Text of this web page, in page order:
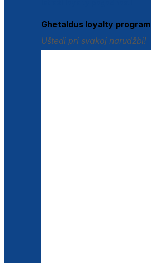
Ghetaldus loyalty program
Uštedi pri svakoj narudžbi!